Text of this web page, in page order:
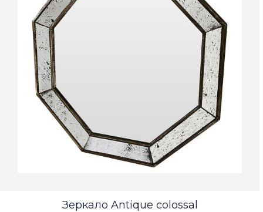
Зеркало Antique colossal